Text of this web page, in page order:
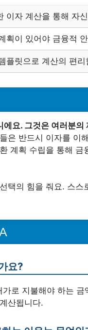
이자 계산을 통해 자
획이 있어야 금융적
플릿으로 계산의 편
요. 그것은 여러분
은 반드시 이자를 이
계획 수립을 통해
택의 힘을 줘요. 스
요?
로 지불해야 하는
산됩니다.